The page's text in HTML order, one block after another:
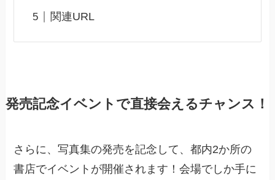
関連URL
発売記念イベントで直接会えるチャンス！
さらに、写真集の発売を記念して、都内2か所の
書店でイベントが開催されます！会場でしか手に